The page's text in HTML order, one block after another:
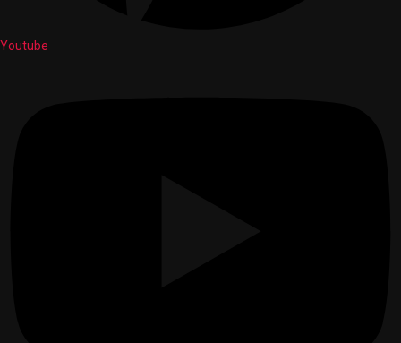
Youtube